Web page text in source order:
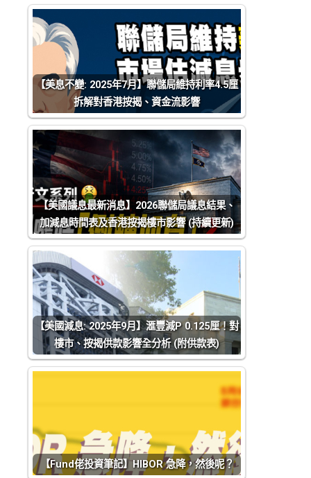
【美息不變: 2025年7月】聯儲局維持利率4.5厘
拆解對香港按揭、資金流影響
【美國議息最新消息】2026聯儲局議息結果、
加減息時間表及香港按揭樓市影響 (持續更新)
【美國減息: 2025年9月】滙豐減P 0.125厘！對
樓市、按揭供款影響全分析 (附供款表)
【Fund佬投資筆記】HIBOR 急降，然後呢？